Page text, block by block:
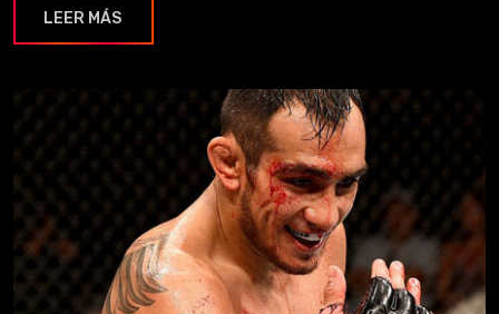
LEER MÁS